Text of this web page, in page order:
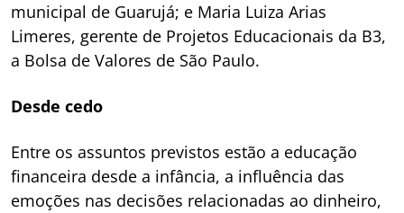
municipal de Guarujá; e Maria Luiza Arias
Limeres, gerente de Projetos Educacionais da B3,
a Bolsa de Valores de São Paulo.
Desde cedo
Entre os assuntos previstos estão a educação
financeira desde a infância, a influência das
emoções nas decisões relacionadas ao dinheiro,